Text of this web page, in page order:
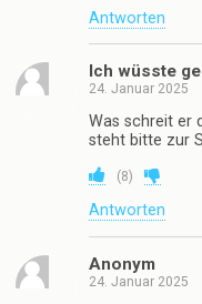
Antworten
Ich wüsste
24. Januar 2025
Was schreit er
steht bitte zur
(8)
Antworten
Anonym
24. Januar 2025